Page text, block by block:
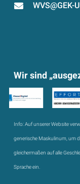
WVS@GEK-
Wir sind
Info:Auf unserer Website
generische Maskulinum, um
gleichermaßen auf alle
Sprache ein.